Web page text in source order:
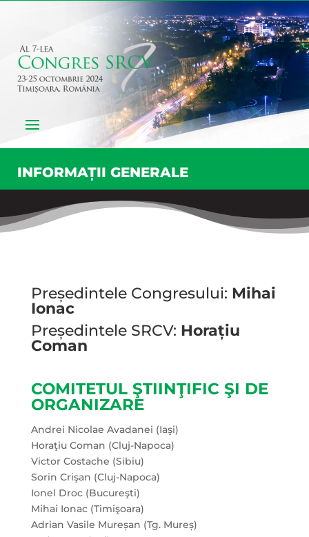
INFORMAȚII GENERALE
Președintele Congresului: Mihai
Ionac
Președintele SRCV: Horațiu
Coman
COMITETUL ŞTIINŢIFIC ŞI DE
ORGANIZARE
Andrei Nicolae Avadanei (Iaşi)
Horaţiu Coman (Cluj-Napoca)
Victor Costache (Sibiu)
Sorin Crişan (Cluj-Napoca)
Ionel Droc (Bucureşti)
Mihai Ionac (Timişoara)
Adrian Vasile Mureșan (Tg. Mureș)